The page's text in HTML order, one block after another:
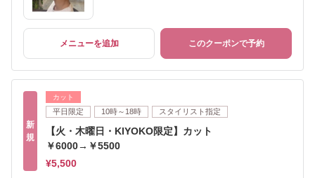
メニューを追加 このクーポンで予約
新
規
カット
平日限定 10時～18時 スタイリスト指定
【火・木曜日・KIYOKO限定】カット
￥6000→￥5500
¥5,500